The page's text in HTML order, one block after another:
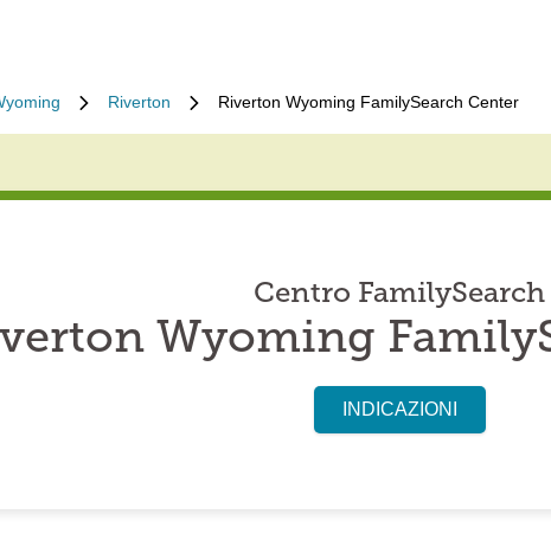
Riverton Riverton Wyoming FamilySearch Center
Centro FamilySearch
Wyoming
INDICAZIONI